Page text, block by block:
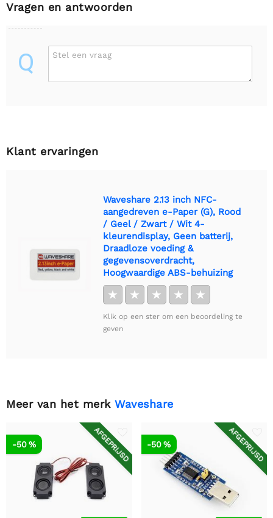
Vragen en antwoorden
Q Stel een vraag
Klant ervaringen
Waveshare 2.13 inch NFC-
aangedreven e-Paper (G), Rood
/ Geel / Zwart / Wit 4-
kleurendisplay, Geen batterij,
Draadloze voeding &
gegevensoverdracht,
Hoogwaardige ABS-behuizing
★ ★ ★ ★ ★
Klik op een ster om een beoordeling te
geven
Meer van het merk Waveshare
AFGEPRIJSD
-50 % AFGEPRIJSD
-50 %